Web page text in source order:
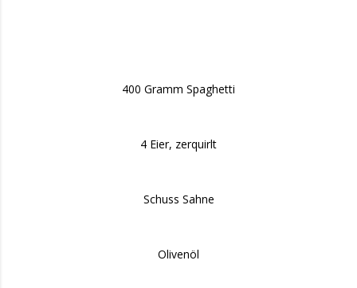
400 Gramm Spaghetti
4 Eier, zerquirlt
Schuss Sahne
Olivenöl